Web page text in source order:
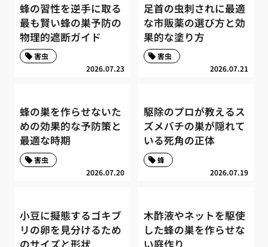
蜂の習性を逆手に取る
最も賢い蜂の巣予防の
物理的遮断ガイド
2026.07.23
害虫
足首の虫刺されに最適
な市販薬の選び方と効
果的な塗り方
2026.07.21
害虫
蜂の巣を作らせないた
めの効果的な予防策と
最適な時期
2026.07.20
害虫
駆除のプロが教えるス
ズメバチの巣が隠れて
いる死角の正体
2026.07.19
蜂
小豆に擬態するゴキブ
リの卵を見分けるため
のサイズと形状
木酢液やネットを駆使
した蜂の巣を作らせな
い庭作り